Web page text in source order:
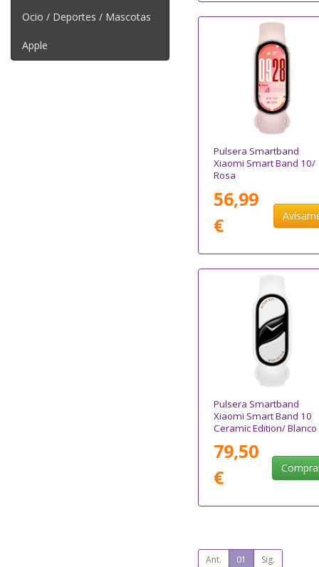
Ocio / Deportes / Mascotas
Apple
Pulsera Smartband
Xiaomi Smart Band 10/
Rosa
56,99
€
Pulsera Smartband
Xiaomi Smart Band 10
Ceramic Edition/ Blanco
79,50
€
Ant. 01 Sig.